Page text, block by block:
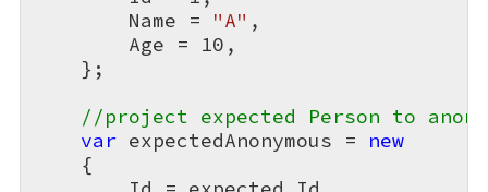
        Name =
"A" ,
        Age =
10 ,
    };
//project expected Person to
var expectedAnonymous = new
    {